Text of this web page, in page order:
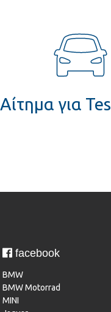
Αίτημα για
facebook
BMW
BMW Motorrad
MINI